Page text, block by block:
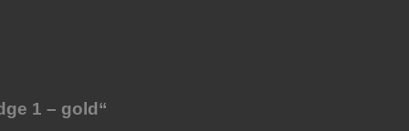
1 – gold“